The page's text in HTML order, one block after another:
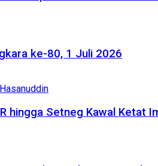
ke-80, 1 Juli 2026
hingga Setneg Kawal Ketat